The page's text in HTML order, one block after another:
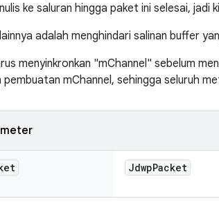
ke saluran hingga paket ini selesai, jadi
adalah menghindari salinan buffer
menyinkronkan "mChannel" sebelum
pembuatan mChannel, sehingga seluruh
JdwpPacket